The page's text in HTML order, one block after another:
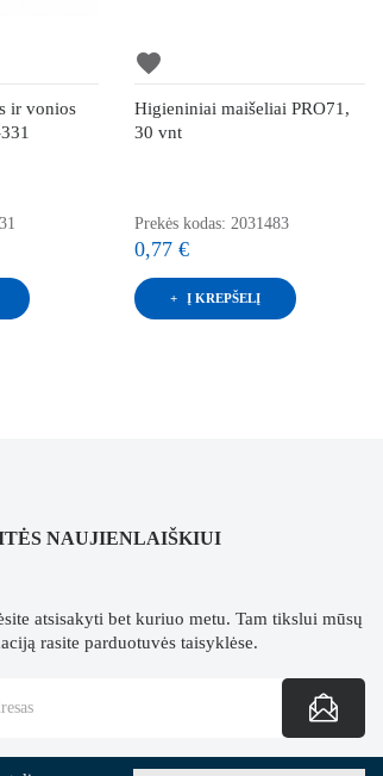
ir vonios
favorite
Higieniniai maišeliai PRO71,
30 vnt
Prekės kodas: 2031483
0,77 €
Į KREPŠELĮ
NAUJIENLAIŠKIUI
atsisakyti bet kuriuo metu. Tam tikslui mūsų
rasite parduotuvės taisyklėse.